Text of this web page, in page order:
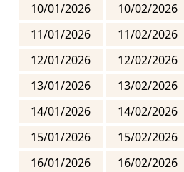
10/01/2026
10/02/2026
11/01/2026
11/02/2026
12/01/2026
12/02/2026
13/01/2026
13/02/2026
14/01/2026
14/02/2026
15/01/2026
15/02/2026
16/01/2026
16/02/2026